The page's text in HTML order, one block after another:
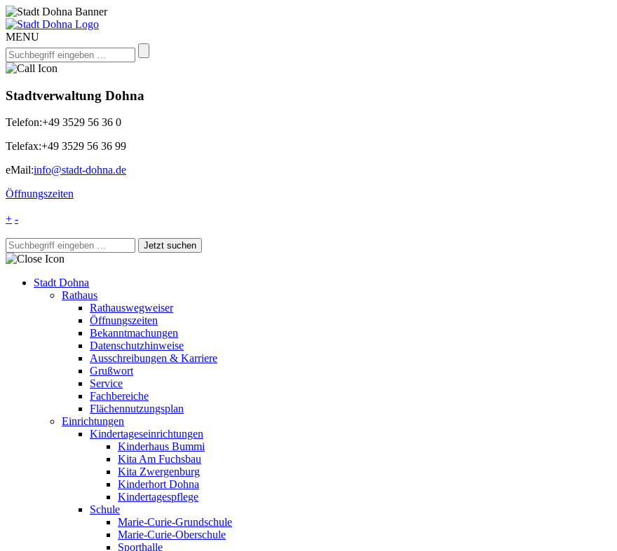
MENU
Stadtverwaltung Dohna
Telefon:+49 3529 56 36 0
Telefax:+49 3529 56 36 99
eMail:info@stadt-dohna.de
Öffnungszeiten
+ -
Stadt Dohna
Rathaus
Rathauswegweiser
Öffnungszeiten
Bekanntmachungen
Datenschutzhinweise
Ausschreibungen & Karriere
Grußwort
Service
Fachbereiche
Flächennutzungsplan
Einrichtungen
Kindertageseinrichtungen
Kinderhaus Bummi
Kita Am Fuchsbau
Kita Zwergenburg
Kinderhort Dohna
Kindertagespflege
Schule
Marie-Curie-Grundschule
Marie-Curie-Oberschule
Sporthalle